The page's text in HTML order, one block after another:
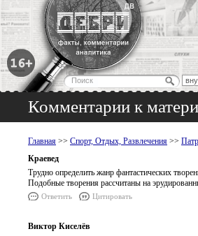
Комментарии к
Главная >> Спорт, Отдых, Развлечения >>
Краевед
Трудно определить жанр фантастических
Подобные творения рассчитаны на
Ответить Цитировать
Виктор Киселёв